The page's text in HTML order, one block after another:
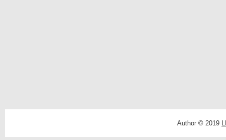
Author © 2019